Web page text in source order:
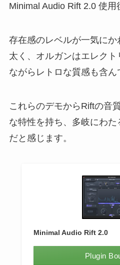
Minimal Audio Rift 2.0 使用
存在感のレベルが一気に
太く、オルガンはエレク
ながらレトロな質感も含ん
これらのデモからRiftの音
な特性を持ち、多岐にわ
だと感じます。
Minimal Audio Rift 2.0
Plugin